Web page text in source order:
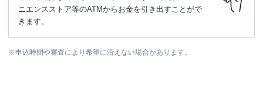
ニエンスストア等のATMからお金を引き出すことがで
きます。
※申込時間や審査により希望に沿えない場合があります。